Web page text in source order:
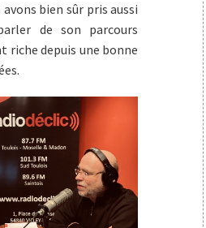
avons bien sûr pris aussi
de son parcours
riche depuis une bonne